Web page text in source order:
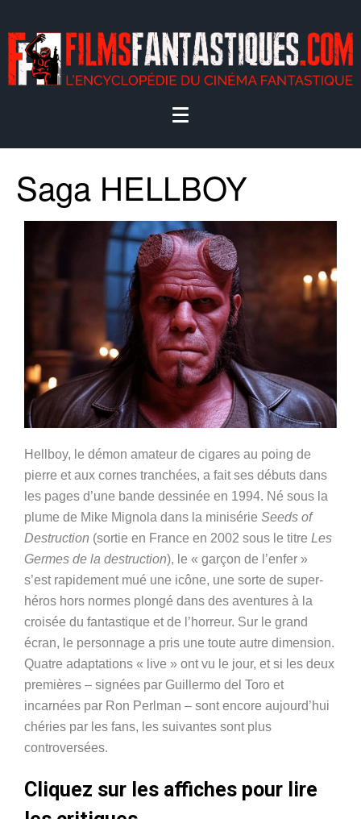
Saga HELLBOY
Hellboy, le démon amateur de cigares au poing de
pierre et aux cornes tranchées, a fait ses débuts dans
les pages d’une bande dessinée en 1994. Né sous la
plume de Mike Mignola dans la minisérie Seeds of
Destruction (sortie en France en 2002 sous le titre Les
Germes de la destruction), le « garçon de l’enfer »
s’est rapidement mué une icône, une sorte de super-
héros hors normes plongé dans des aventures à la
croisée du fantastique et de l’horreur. Sur le grand
écran, le personnage a pris une toute autre dimension.
Quatre adaptations « live » ont vu le jour, et si les deux
premières – signées par Guillermo del Toro et
incarnées par Ron Perlman – sont encore aujourd’hui
chéries par les fans, les suivantes sont plus
controversées.
Cliquez sur les affiches pour lire